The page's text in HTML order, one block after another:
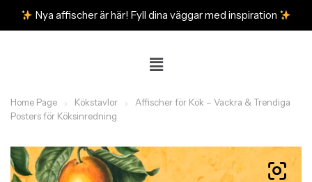
Nya affischer är här! Fyll dina väggar med inspiration
Home Page Kökstavlor
Affischer för Kök – Vackra & Trendiga
Posters för Köksinredning